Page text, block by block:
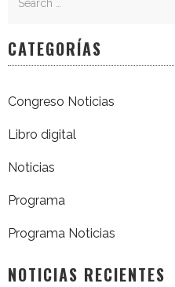
CATEGORÍAS
Congreso Noticias
Libro digital
Noticias
Programa
Programa Noticias
NOTICIAS RECIENTES